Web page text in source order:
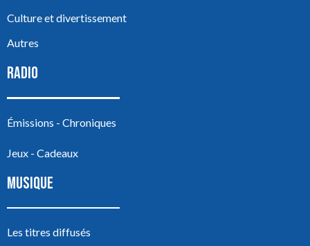
Culture et divertissement
Autres
RADIO
Émissions - Chroniques
Jeux - Cadeaux
MUSIQUE
Les titres diffusés